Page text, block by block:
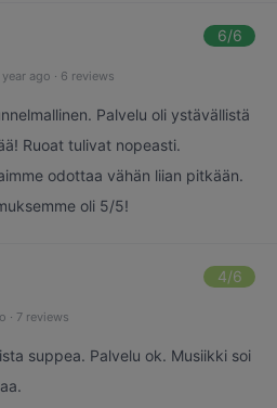
6/6
year ago · 6 reviews
Palvelu oli ystävällistä
Ruoat tulivat nopeasti.
odottaa vähän liian pitkään.
oli 5/5!
4/6
· 7 reviews
suppea. Palvelu ok. Musiikki soi